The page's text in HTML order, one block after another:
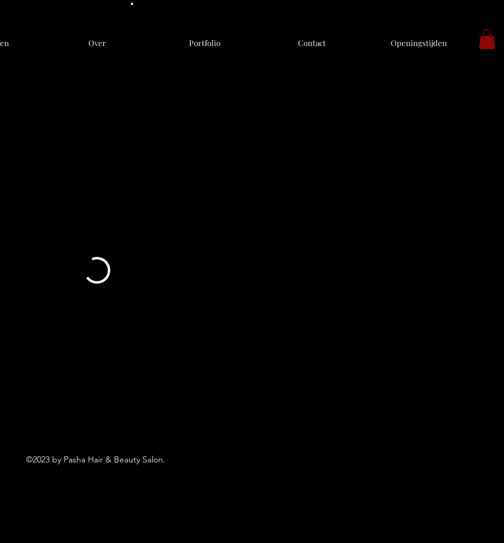
Over Portfolio Contact Openingstijden
©2023 by Pasha Hair & Beauty Salon.